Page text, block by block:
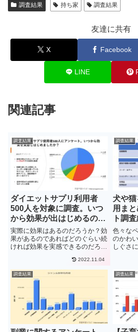
調査結果 持ち家 調査結果
友達に共有
X Facebook
LINE
関連記事
調査結果
ダイエットサプリ利用者
500人を対象に調査。いつ
から効果が出はじめるの
か？
実際に効果はあるのだろうか？効
果があるのであればどのぐらい続
ければ効果を実感できるのだろう
大半の方が抱く疑問がこのような
事だと思います。これから、ダイ
エットサプリの使用を検討してい
る方の為にも、今回はダイエッ
ト...
2022.11.04
調査結果
犬や
用ま
ト調査
色々な
のかわ
しぐさ
た、コ
のに伴
いる方
う。そ
け...
調査結果 調査結果